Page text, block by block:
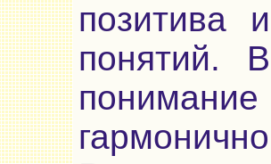
позитива
понятий.
понимание